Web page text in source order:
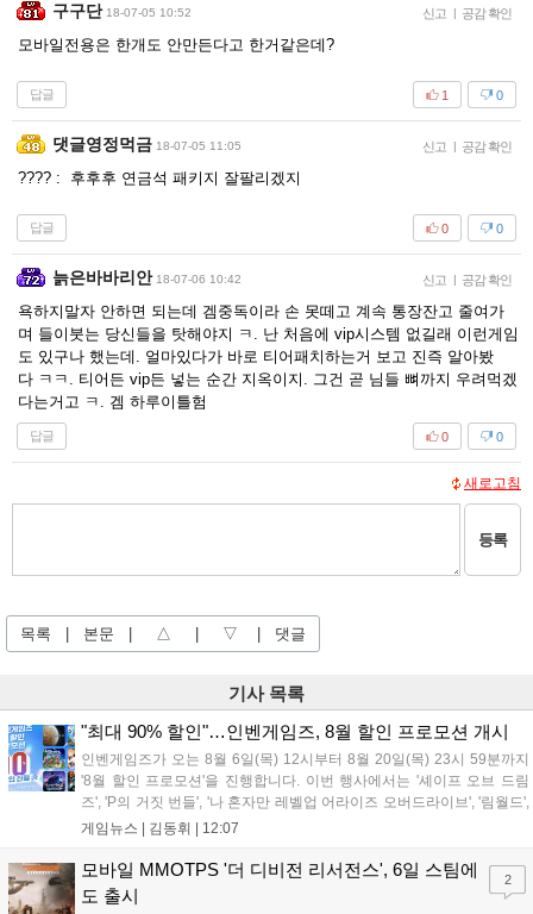
구구단 18-07-05 10:52 신고 | 공감 확인
모바일전용은 한개도 안만든다고 한거같은데?
답글 0
1
댓글영정먹금 18-07-05 11:05 신고 | 공감 확인
???? : 후후후 연금석 패키지 잘팔리겠지
답글 0
0
늙은바바리안 18-07-06 10:42 신고 | 공감 확인
욕하지말자 안하면 되는데 겜중독이라 손 못떼고 계속 통장잔고 줄여가
며 들이붓는 당신들을 탓해야지 ㅋ. 난 처음에 vip시스템 없길래 이런게임
도 있구나 했는데. 얼마있다가 바로 티어패치하는거 보고 진즉 알아봤
다 ㅋㅋ. 티어든 vip든 넣는 순간 지옥이지. 그건 곧 님들 뼈까지 우려먹겠
다는거고 ㅋ. 겜 하루이틀험
답글 0
0
새로고침
등록
목록 본문 △ ▽ 댓글
기사 목록
"최대 90% 할인"…인벤게임즈, 8월 할인 프로모션 개시
인벤게임즈가 오는 8월 6일(목) 12시부터 8월 20일(목) 23시 59분까지
'8월 할인 프로모션'을 진행합니다. 이번 행사에서는 '셰이프 오브 드림
즈', 'P의 거짓 번들', '나 혼자만 레벨업 어라이즈 오버드라이브', '림월드',
'아랑전설 시티 오브 더 울브스', '팰월드' 등 인기 타이틀을 최대 90% 할
론 네이버페이 포인트 추가 적립 혜택도 받을 수 있으며, 자세한 내용은
공식 네이버 스마트 스토어에서 확인 가능합니다....
게임뉴스 | 김동휘 12:07
모바일 MMOTPS '더 디비전 리서전스', 6일 스팀에
도 출시
2